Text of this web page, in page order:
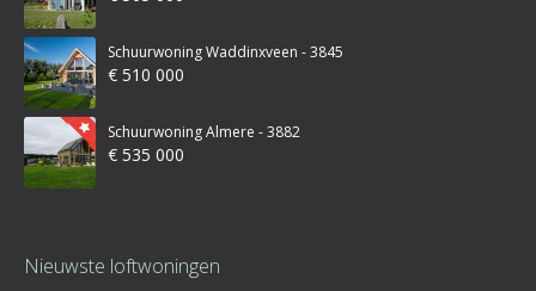
Schuurwoning Waddinxveen - 3845
€ 510 000
Schuurwoning Almere - 3882
€ 535 000
Nieuwste loftwoningen